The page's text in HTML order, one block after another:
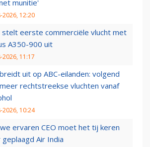
munitie'
2026, 12:20
stelt eerste commerciële vlucht met
A350-900 uit
2026, 11:17
uit op ABC-eilanden: volgend
rechtstreekse vluchten vanaf
2026, 10:24
ervaren CEO moet het tij keren
Air India